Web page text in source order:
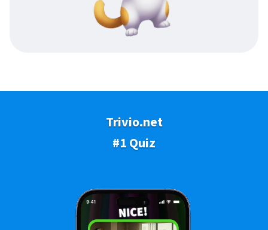
Trivio.net
#1 Quiz